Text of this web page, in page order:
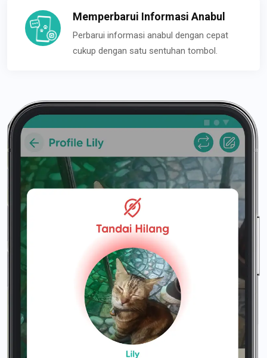
Memperbarui Informasi Anabul
Perbarui informasi anabul dengan cepat
cukup dengan satu sentuhan tombol.